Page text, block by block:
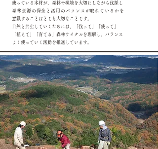
使っている木材が、森林や環境を大切にしながら伐採し
森林資源の保全と活用のバランスが取れているかを
意識することはとても大切なことです。
自然と共生していくためには、「伐って」「使って」
植えて」「育てる」森林サイクルを理解し、バランス
よく使っていく活動を推進しています。